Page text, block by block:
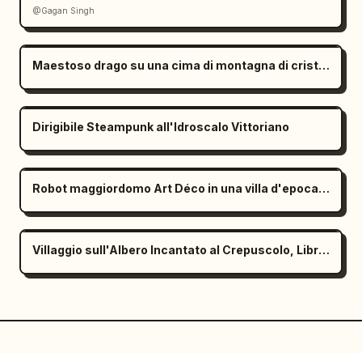
@Gagan Singh
Maestoso drago su una cima di montagna di cristallo
Dirigibile Steampunk all'Idroscalo Vittoriano
Robot maggiordomo Art Déco in una villa d'epoca anni '20
Villaggio sull'Albero Incantato al Crepuscolo, Libro per Bambini